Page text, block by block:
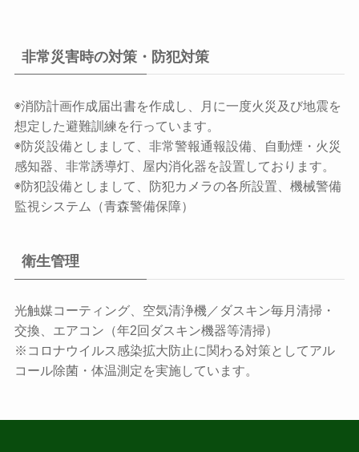
非常災害時の対策・防犯対策
◉消防計画作成届出書を作成し、月に一度火災及び地震を
想定した避難訓練を行っています。
◉防災設備としまして、非常警報通報設備、自動煙・火災
感知器、非常誘導灯、屋内消化器を設置しております。
◉防犯設備としまして、防犯カメラの各所設置、機械警備
監視システム（青森警備保障）
衛生管理
光触媒コーティング、空気清浄機／ダスキン毎月清掃・
交換、エアコン（年2回ダスキン機器等清掃）
※コロナウイルス感染拡大防止に関わる対策としてアル
コール除菌・体温測定を実施しています。